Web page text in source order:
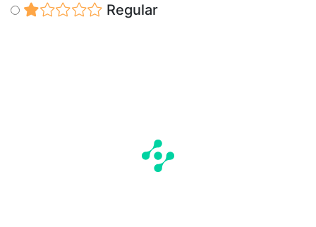
Regular